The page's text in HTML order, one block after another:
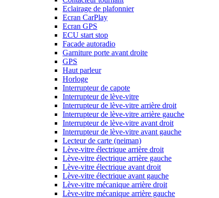
Eclairage de plafonnier
Ecran CarPlay
Ecran GPS
ECU start stop
Facade autoradio
Garniture porte avant droite
GPS
Haut parleur
Horloge
Interrupteur de capote
Interrupteur de lève-vitre
Interrupteur de lève-vitre arrière droit
Interrupteur de lève-vitre arrière gauche
Interrupteur de lève-vitre avant droit
Interrupteur de lève-vitre avant gauche
Lecteur de carte (neiman)
Lève-vitre électrique arrière droit
Lève-vitre électrique arrière gauche
Lève-vitre électrique avant droit
Lève-vitre électrique avant gauche
Lève-vitre mécanique arrière droit
Lève-vitre mécanique arrière gauche